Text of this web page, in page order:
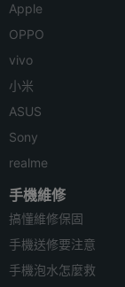
Apple
OPPO
vivo
小米
ASUS
Sony
realme
手機維修
搞懂維修保固
手機送修要注意
手機泡水怎麼救